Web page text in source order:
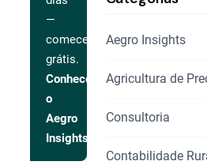
—
comece
grátis.
Conhecer
o
Aegro
Insights
Aegro Insights
Agricultura de
Consultoria
Contabilidade